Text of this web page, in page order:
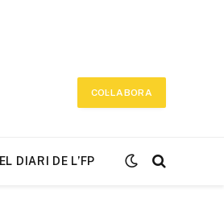
COL·LABORA
EL DIARI DE L’FP